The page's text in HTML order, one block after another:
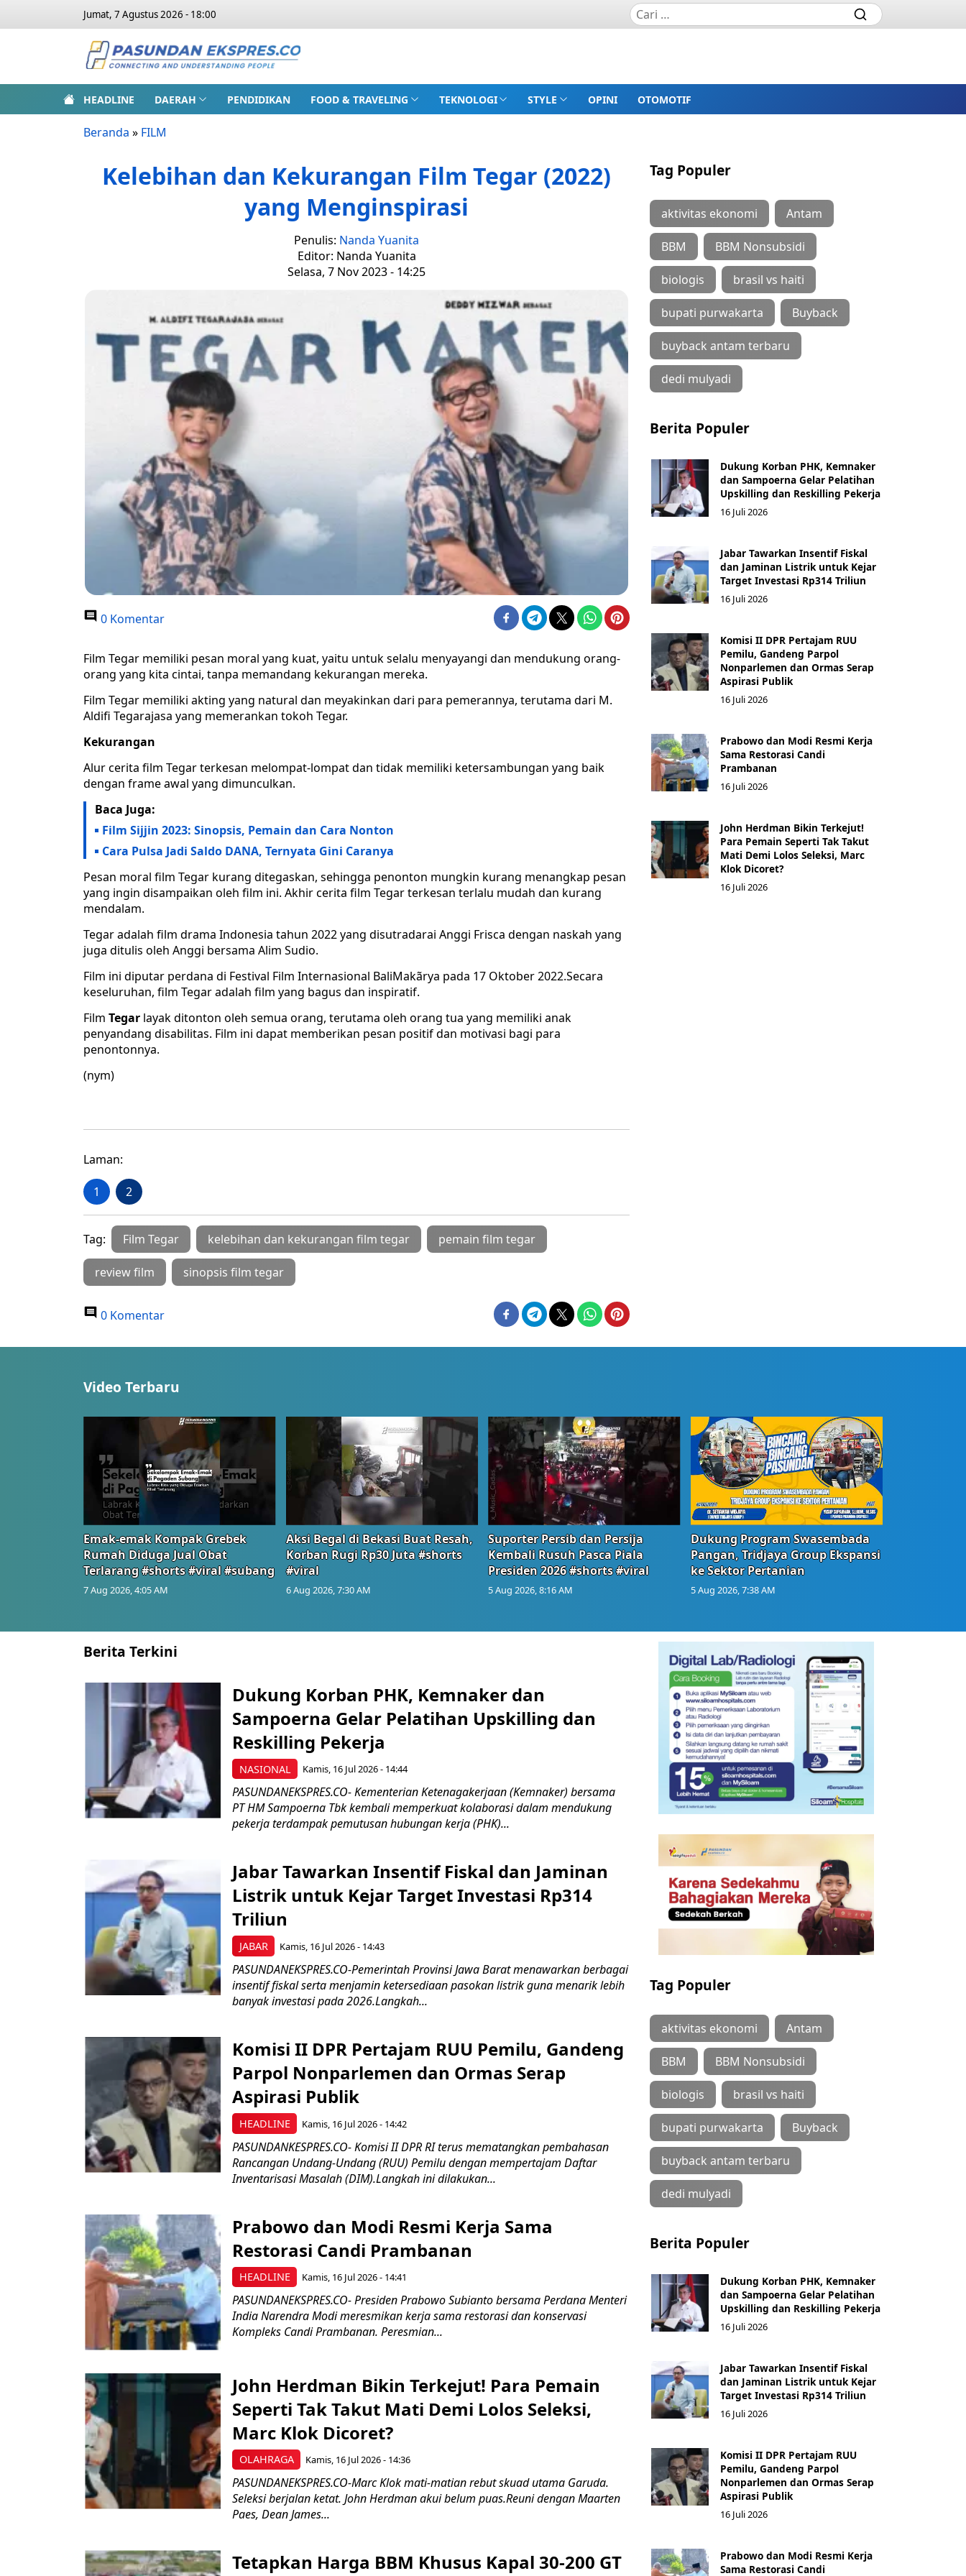
Jumat, 7 Agustus 2026 - 18:00
HEADLINE DAERAH PENDIDIKAN FOOD & TRAVELING TEKNOLOGI STYLE OPINI OTOMOTIF
Beranda » FILM
Kelebihan dan Kekurangan Film Tegar (2022)
yang Menginspirasi
Penulis: Nanda Yuanita
Editor: Nanda Yuanita
Selasa, 7 Nov 2023 - 14:25
0 Komentar
Film Tegar memiliki pesan moral yang kuat, yaitu untuk selalu menyayangi dan mendukung orang-
orang yang kita cintai, tanpa memandang kekurangan mereka.
Film Tegar memiliki akting yang natural dan meyakinkan dari para pemerannya, terutama dari M.
Aldifi Tegarajasa yang memerankan tokoh Tegar.
Kekurangan
Alur cerita film Tegar terkesan melompat-lompat dan tidak memiliki ketersambungan yang baik
dengan frame awal yang dimunculkan.
Baca Juga:
Film Sijjin 2023: Sinopsis, Pemain dan Cara Nonton
Cara Pulsa Jadi Saldo DANA, Ternyata Gini Caranya
Pesan moral film Tegar kurang ditegaskan, sehingga penonton mungkin kurang menangkap pesan
yang ingin disampaikan oleh film ini. Akhir cerita film Tegar terkesan terlalu mudah dan kurang
mendalam.
Tegar adalah film drama Indonesia tahun 2022 yang disutradarai Anggi Frisca dengan naskah yang
juga ditulis oleh Anggi bersama Alim Sudio.
Film ini diputar perdana di Festival Film Internasional BaliMakãrya pada 17 Oktober 2022.Secara
keseluruhan, film Tegar adalah film yang bagus dan inspiratif.
Film Tegar layak ditonton oleh semua orang, terutama oleh orang tua yang memiliki anak
penyandang disabilitas. Film ini dapat memberikan pesan positif dan motivasi bagi para
penontonnya.
(nym)
Laman:
1 2
Tag: Film Tegar kelebihan dan kekurangan film tegar pemain film tegar
review film sinopsis film tegar
0 Komentar
Tag Populer
aktivitas ekonomi Antam
BBM BBM Nonsubsidi
biologis brasil vs haiti
bupati purwakarta Buyback
buyback antam terbaru
dedi mulyadi
Berita Populer
Dukung Korban PHK, Kemnaker
dan Sampoerna Gelar Pelatihan
Upskilling dan Reskilling Pekerja
16 Juli 2026
Jabar Tawarkan Insentif Fiskal
dan Jaminan Listrik untuk Kejar
Target Investasi Rp314 Triliun
16 Juli 2026
Komisi II DPR Pertajam RUU
Pemilu, Gandeng Parpol
Nonparlemen dan Ormas Serap
Aspirasi Publik
16 Juli 2026
Prabowo dan Modi Resmi Kerja
Sama Restorasi Candi
Prambanan
16 Juli 2026
John Herdman Bikin Terkejut!
Para Pemain Seperti Tak Takut
Mati Demi Lolos Seleksi, Marc
Klok Dicoret?
16 Juli 2026
Video Terbaru
Emak-emak Kompak Grebek
Rumah Diduga Jual Obat
Terlarang #shorts #viral #subang
7 Aug 2026, 4:05 AM
Aksi Begal di Bekasi Buat Resah,
Korban Rugi Rp30 Juta #shorts
#viral
6 Aug 2026, 7:30 AM
Suporter Persib dan Persija
Kembali Rusuh Pasca Piala
Presiden 2026 #shorts #viral
5 Aug 2026, 8:16 AM
Dukung Program Swasembada
Pangan, Tridjaya Group Ekspansi
ke Sektor Pertanian
5 Aug 2026, 7:38 AM
Berita Terkini
NASIONAL
Dukung Korban PHK, Kemnaker dan
Sampoerna Gelar Pelatihan Upskilling dan
Reskilling Pekerja
Kamis, 16 Jul 2026 - 14:44
PASUNDANEKSPRES.CO- Kementerian Ketenagakerjaan (Kemnaker) bersama
PT HM Sampoerna Tbk kembali memperkuat kolaborasi dalam mendukung
pekerja terdampak pemutusan hubungan kerja (PHK)...
JABAR
Jabar Tawarkan Insentif Fiskal dan Jaminan
Listrik untuk Kejar Target Investasi Rp314
Triliun
Kamis, 16 Jul 2026 - 14:43
PASUNDANEKSPRES.CO-Pemerintah Provinsi Jawa Barat menawarkan berbagai
insentif fiskal serta menjamin ketersediaan pasokan listrik guna menarik lebih
banyak investasi pada 2026.Langkah...
HEADLINE
Komisi II DPR Pertajam RUU Pemilu, Gandeng
Parpol Nonparlemen dan Ormas Serap
Aspirasi Publik
Kamis, 16 Jul 2026 - 14:42
PASUNDANKESPRES.CO- Komisi II DPR RI terus mematangkan pembahasan
Rancangan Undang-Undang (RUU) Pemilu dengan mempertajam Daftar
Inventarisasi Masalah (DIM).Langkah ini dilakukan...
HEADLINE
Prabowo dan Modi Resmi Kerja Sama
Restorasi Candi Prambanan
Kamis, 16 Jul 2026 - 14:41
PASUNDANEKSPRES.CO- Presiden Prabowo Subianto bersama Perdana Menteri
India Narendra Modi meresmikan kerja sama restorasi dan konservasi
Kompleks Candi Prambanan. Peresmian...
OLAHRAGA
John Herdman Bikin Terkejut! Para Pemain
Seperti Tak Takut Mati Demi Lolos Seleksi,
Marc Klok Dicoret?
Kamis, 16 Jul 2026 - 14:36
PASUNDANEKSPRES.CO-Marc Klok mati-matian rebut skuad utama Garuda.
Seleksi berjalan ketat. John Herdman akui belum puas.Reuni dengan Maarten
Paes, Dean James...
Tetapkan Harga BBM Khusus Kapal 30-200 GT
Tag Populer
aktivitas ekonomi Antam
BBM BBM Nonsubsidi
biologis brasil vs haiti
bupati purwakarta Buyback
buyback antam terbaru
dedi mulyadi
Berita Populer
Dukung Korban PHK, Kemnaker
dan Sampoerna Gelar Pelatihan
Upskilling dan Reskilling Pekerja
16 Juli 2026
Jabar Tawarkan Insentif Fiskal
dan Jaminan Listrik untuk Kejar
Target Investasi Rp314 Triliun
16 Juli 2026
Komisi II DPR Pertajam RUU
Pemilu, Gandeng Parpol
Nonparlemen dan Ormas Serap
Aspirasi Publik
16 Juli 2026
Prabowo dan Modi Resmi Kerja
Sama Restorasi Candi